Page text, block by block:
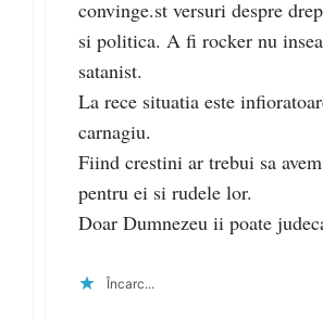
convinge.st versuri despre
si politica. A fi rocker nu
satanist.
La rece situatia este
carnagiu.
Fiind crestini ar trebui sa
pentru ei si rudele lor.
Doar Dumnezeu ii poate
Încarc...